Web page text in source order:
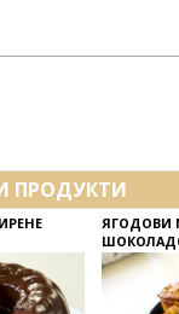
ПРОДУКТИ
ЯГОДОВИ